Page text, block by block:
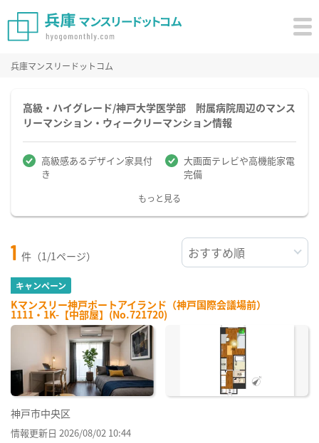
兵庫マンスリードットコム
高級・ハイグレード/神戸大学医学部 附属病院周辺のマンス
リーマンション・ウィークリーマンション情報
高級感あるデザイン家具付
き
大画面テレビや高機能家電
完備
もっと見る
1 件（1/1ページ）
キャンペーン
Kマンスリー神戸ポートアイランド（神戸国際会議場前）
1111・1K-【中部屋】(No.721720)
神戸市中央区
情報更新日 2026/08/02 10:44